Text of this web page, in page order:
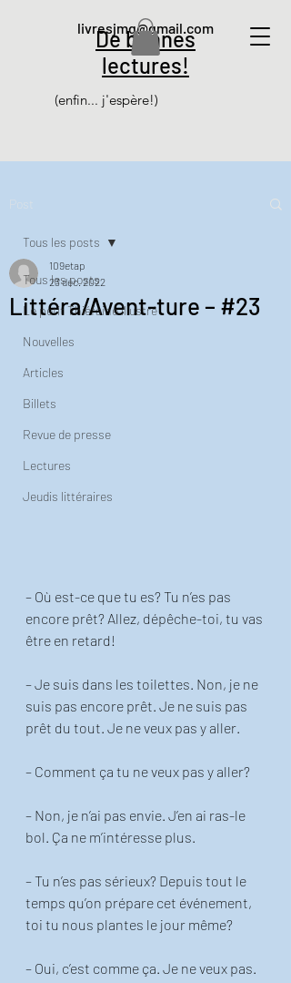
De bonnes
lectures!
(enfin... j'espère!)
livresjmg@gmail.com
Tous les posts
Le petit Thiéfaine illustré
Nouvelles
Articles
Billets
Revue de presse
Lectures
Jeudis littéraires
Tous les posts
Littéra/Avent-ture – #23
109etap
23 déc. 2022
– Où est-ce que tu es? Tu n’es pas
encore prêt? Allez, dépêche-toi, tu vas
être en retard!
– Je suis dans les toilettes. Non, je ne
suis pas encore prêt. Je ne suis pas
prêt du tout. Je ne veux pas y aller.
– Comment ça tu ne veux pas y aller?
– Non, je n’ai pas envie. J’en ai ras-le
bol. Ça ne m’intéresse plus.
– Tu n’es pas sérieux? Depuis tout le
temps qu’on prépare cet événement,
toi tu nous plantes le jour même?
– Oui, c’est comme ça. Je ne veux pas.